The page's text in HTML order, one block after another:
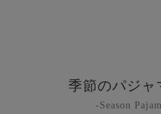
季節のパジャ
-Season